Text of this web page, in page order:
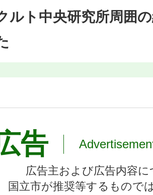
ルト中央研究所周囲
告
広告主および広告内容
国立市が推奨等するもので